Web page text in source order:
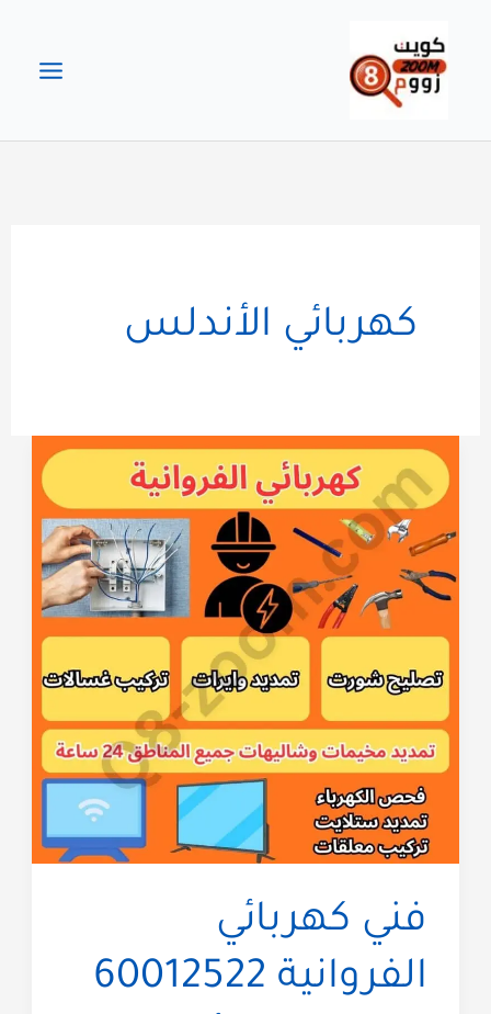
المحتوى
كهربائي الأندلس
فني كهربائي
الفروانية 60012522